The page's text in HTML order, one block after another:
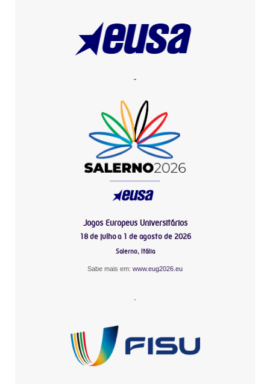
-
Jogos Europeus Universitários
18 de julho a 1 de agosto de 2026
Salerno, Itália
Sabe mais em: www.eug2026.eu
-